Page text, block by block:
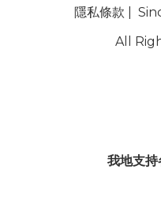
隱私條款 |
All
我地支持